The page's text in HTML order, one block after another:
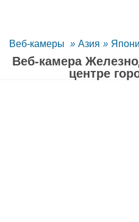
Веб-камеры » Азия »
Веб-камера
центре